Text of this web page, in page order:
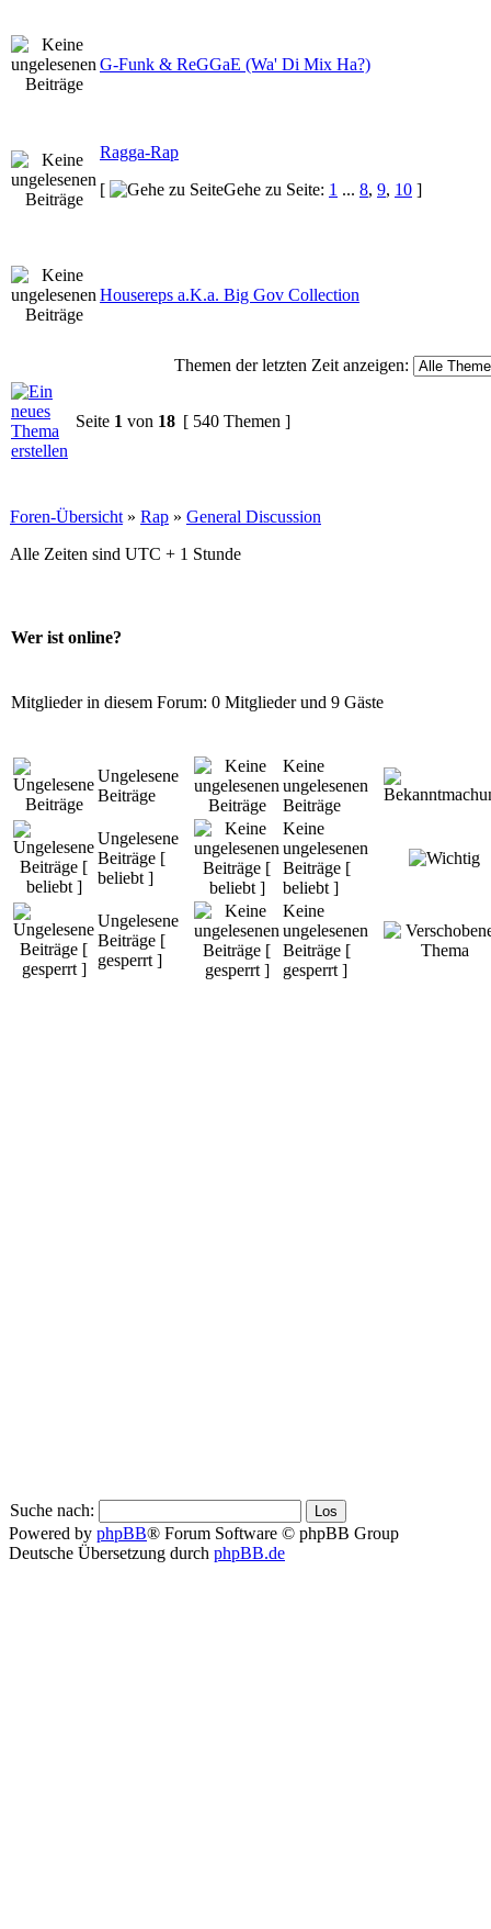
G-Funk & ReGGaE (Wa' Di Mix Ha?)
Ragga-Rap
[
Gehe zu Seite: 1 ... 8, 9, 10 ]
Housereps a.K.a. Big Gov Collection
Themen der letzten Zeit anzeigen:
Seite 1 von 18 [ 540 Themen ]
Foren-Übersicht » Rap » General Discussion
Alle Zeiten sind UTC + 1 Stunde
Wer ist online?
Mitglieder in diesem Forum: 0 Mitglieder und 9 Gäste
Ungelesene
Beiträge
Keine
ungelesenen
Beiträge
Ungelesene
Beiträge [
beliebt ]
Keine
ungelesenen
Beiträge [
beliebt ]
Ungelesene
Beiträge [
gesperrt ]
Keine
ungelesenen
Beiträge [
gesperrt ]
Suche nach:
Powered by phpBB® Forum Software © phpBB Group
Deutsche Übersetzung durch phpBB.de